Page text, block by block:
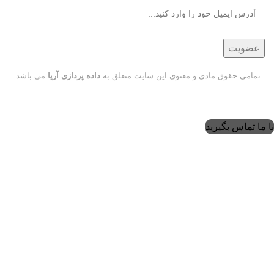
تمامی حقوق مادی و معنوی این سایت متعلق به داده پردازی آریا می باشد.
با ما تماس بگیرید